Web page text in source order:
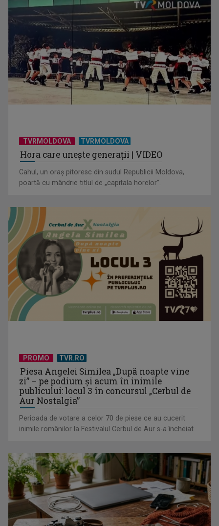
„Frații Jderi”, superproducția inspirată din opera lui Mihail
Sadoveanu, la ...
”Un doctor pentru dumneavoastră” vine cu informații
esențiale pentru o stare ...
aventură, la TVR 2
Piesa „Un actor grăbit” a Laurei Stoica – prima în topul
preferinţelor ...
TVRMOLDOVA TVRMOLDOVA
Hora care unește generații | VIDEO
Cahul, un oraș pitoresc din sudul Republicii Moldova,
poartă cu mândrie titlul de „capitala horelor”.
PROMO TVR.RO
Piesa Angelei Similea „După noapte vine
zi” – pe podium şi acum în inimile
publicului: locul 3 în concursul „Cerbul de
Aur Nostalgia”
Perioada de votare a celor 70 de piese ce au cucerit
inimile românilor la Festivalul Cerbul de Aur s-a încheiat.